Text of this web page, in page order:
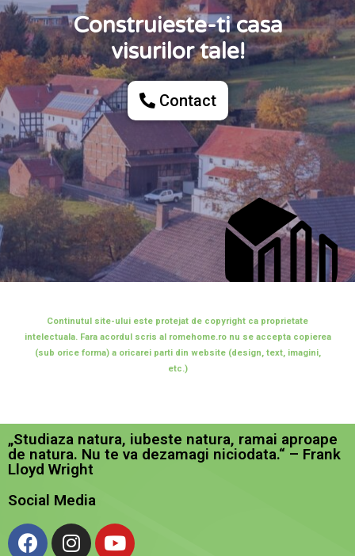
Construieste-ti casa
visurilor tale!
Contact
Continutul site-ului este protejat de copyright ca proprietate
intelectuala. Fara acordul scris al romehome.ro nu se accepta copierea
(sub orice forma) a oricarei parti din website (design, text, imagini,
etc.)
„Studiaza natura, iubeste natura, ramai aproape
de natura. Nu te va dezamagi niciodata.“ – Frank
Lloyd Wright
Social Media